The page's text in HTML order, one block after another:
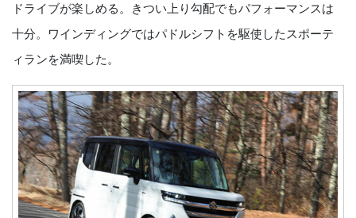
ドライブが楽しめる。きつい上り勾配でもパフォーマンスは
十分。ワインディングではパドルシフトを駆使したスポーテ
ィランを満喫した。